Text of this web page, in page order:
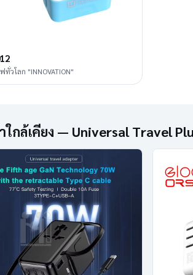
ทั่วโลก "INNOVATION"
กล้เคียง — Universal Travel